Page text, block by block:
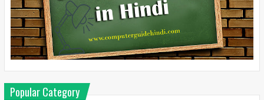
Popular Category